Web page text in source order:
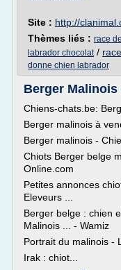
Site : http://
Thèmes liés : race
labrador chocolat/
donne chien labrador
Berger
Chiens-chats.be:
Berger malinois à
Berger malinois -
Chiots Berger belge
Online.com
Petites annonces
Eleveurs ...
Berger belge : chien
Malinois ... - Wamiz
Portrait du malinois -
Irak : chiot...